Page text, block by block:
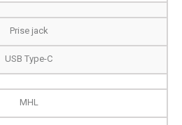
Prise jack
USB Type-C
MHL